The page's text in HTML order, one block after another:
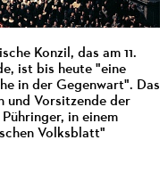
Konzil, das am 11.
ist bis heute "eine
in der Gegenwart". Das
und Vorsitzende der
in einem
Volksblatt"